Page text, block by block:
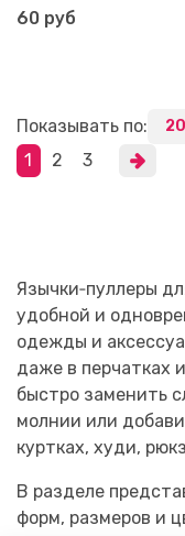
60 руб
Показывать по:
1
2 3
Язычки‑пуллеры
удобной и
одежды и
даже в перчатках
быстро заменить
молнии или
куртках, худи,
В разделе
форм, размеров и